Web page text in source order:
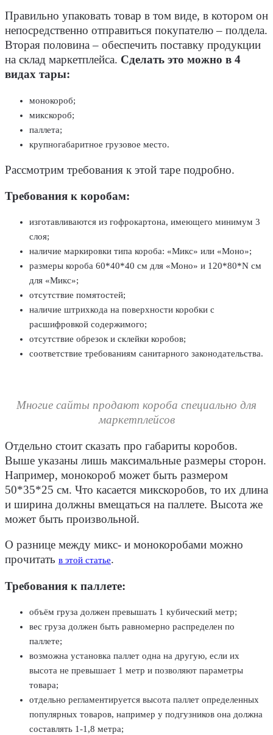
Правильно упаковать товар в том виде, в котором он
непосредственно отправиться покупателю – полдела.
Вторая половина – обеспечить поставку продукции
на склад маркетплейса. Сделать это можно в 4
видах тары:
монокороб;
микскороб;
паллета;
крупногабаритное грузовое место.
Рассмотрим требования к этой таре подробно.
Требования к коробам:
изготавливаются из гофрокартона, имеющего минимум 3
слоя;
наличие маркировки типа короба: «Микс» или «Моно»;
размеры короба 60*40*40 см для «Моно» и 120*80*N см
для «Микс»;
отсутствие помятостей;
наличие штрихкода на поверхности коробки с
расшифровкой содержимого;
отсутствие обрезок и склейки коробов;
соответствие требованиям санитарного законодательства.
Многие сайты продают короба специально для
маркетплейсов
Отдельно стоит сказать про габариты коробов.
Выше указаны лишь максимальные размеры сторон.
Например, монокороб может быть размером
50*35*25 см. Что касается микскоробов, то их длина
и ширина должны вмещаться на паллете. Высота же
может быть произвольной.
О разнице между микс- и монокоробами можно
прочитать в этой статье.
Требования к паллете:
объём груза должен превышать 1 кубический метр;
вес груза должен быть равномерно распределен по
паллете;
возможна установка паллет одна на другую, если их
высота не превышает 1 метр и позволяют параметры
товара;
отдельно регламентируется высота паллет определенных
популярных товаров, например у подгузников она должна
составлять 1-1,8 метра;